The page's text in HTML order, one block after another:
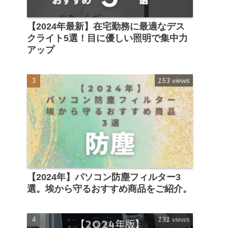
【2024年最新】在宅勤務に最適なデス
クライト5選！目に優しい照明で集中力
アップ
【2024年】パソコン防塵フィルター3
選。埃から守るおすすめ商品をご紹介。
153 views
131 views